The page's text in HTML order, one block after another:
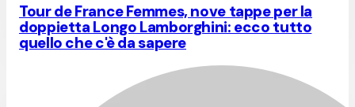
Tour de France Femmes, nove tappe per la
doppietta Longo Lamborghini: ecco tutto
quello che c'è da sapere